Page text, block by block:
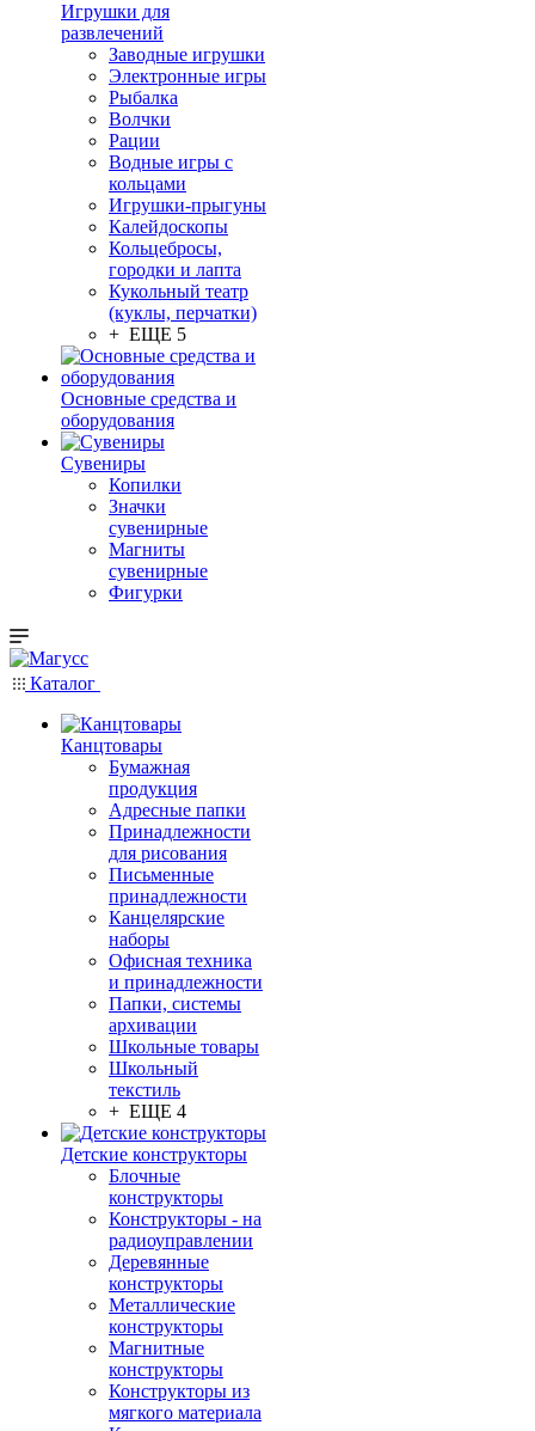
Игрушки для
развлечений
Заводные игрушки
Электронные игры
Рыбалка
Волчки
Рации
Водные игры с
кольцами
Игрушки-прыгуны
Калейдоскопы
Кольцебросы,
городки и лапта
Кукольный театр
(куклы, перчатки)
+ ЕЩЕ 5
Основные средства и
оборудования
Сувениры
Копилки
Значки
сувенирные
Магниты
сувенирные
Фигурки
Каталог
Канцтовары
Бумажная
продукция
Адресные папки
Принадлежности
для рисования
Письменные
принадлежности
Канцелярские
наборы
Офисная техника
и принадлежности
Папки, системы
архивации
Школьные товары
Школьный
текстиль
+ ЕЩЕ 4
Детские конструкторы
Блочные
конструкторы
Конструкторы - на
радиоуправлении
Деревянные
конструкторы
Металлические
конструкторы
Магнитные
конструкторы
Конструкторы из
мягкого материала